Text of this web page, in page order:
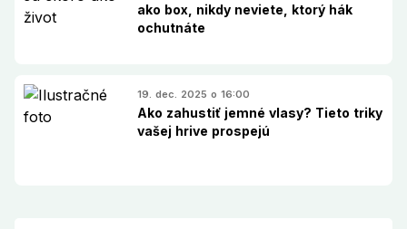
ako box, nikdy neviete, ktorý hák
ochutnáte
19. dec. 2025 o 16:00
Ako zahustiť jemné vlasy? Tieto triky
vašej hrive prospejú